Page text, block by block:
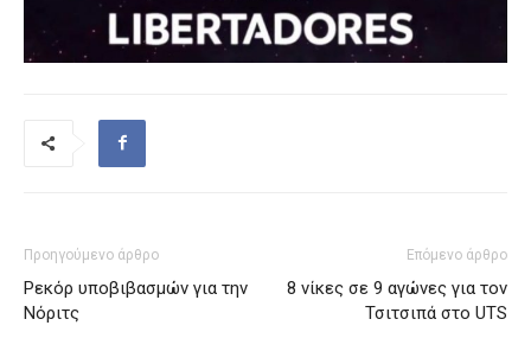
Προηγούμενο άρθρο
Ρεκόρ υποβιβασμών για την
Νόριτς
Επόμενο άρθρο
8 νίκες σε 9 αγώνες για τον
Τσιτσιπά στο UTS